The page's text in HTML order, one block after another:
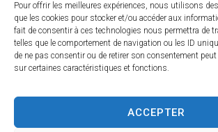
Pour offrir les meilleures expériences, nous utilisons
que les cookies pour stocker et/ou accéder aux
fait de consentir à ces technologies nous permettra de
telles que le comportement de navigation ou les ID
de ne pas consentir ou de retirer son consentement
sur certaines caractéristiques et fonctions.
ACCEPTER
02 32 46 63 00
Contact
Horaires d’ouverture
Du lundi au vendredi :
et de 13h30 à 17h